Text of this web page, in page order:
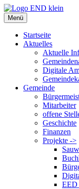
Zum
Inhalt
springen
Menü
Startseite
Aktuelles
Aktuelle
Digitale
Gemeinde
Mitarbeiter
offene
Geschichte
Finanzen
Projekte ->
EED